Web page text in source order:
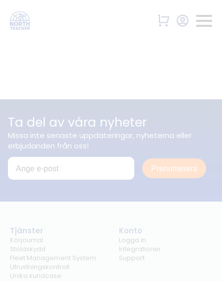
Ta del av våra nyheter
Missa inte senaste uppdateringar, nyheterna eller
erbjudanden från oss!
Prenumerera
Tjänster
Körjournal
Stöldskydd
Fleet Management System
Utrustningskontroll
Unika kundcase
Konto
Logga in
Integrationer
Support